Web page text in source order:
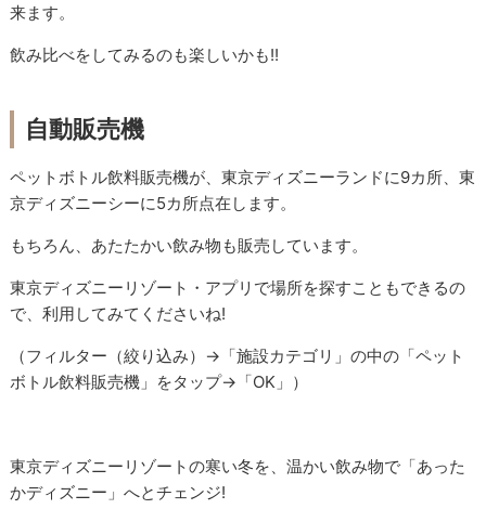
来ます。
飲み比べをしてみるのも楽しいかも!!
自動販売機
ペットボトル飲料販売機が、東京ディズニーランドに9カ所、東
京ディズニーシーに5カ所点在します。
もちろん、あたたかい飲み物も販売しています。
東京ディズニーリゾート・アプリで場所を探すこともできるの
で、利用してみてくださいね!
（フィルター（絞り込み）→「施設カテゴリ」の中の「ペット
ボトル飲料販売機」をタップ→「OK」）
東京ディズニーリゾートの寒い冬を、温かい飲み物で「あった
かディズニー」へとチェンジ!